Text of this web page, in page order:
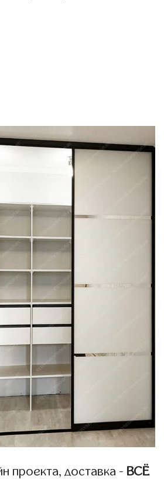
проекта, доставка - ВСЁ